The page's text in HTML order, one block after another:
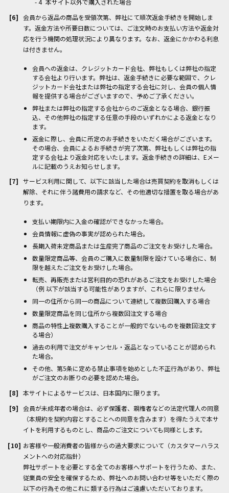
本サイト以外で購入された場合
会員から返品の商品を受領次第、弊社にて順次返金手続きを開始しま
す。返金方法や所要日数については、ご注文時のお支払い方法や返金対
応を行う機関の処理状況により異なります。なお、返金にかかわる利息
は付きません。
会員への返金は、クレジットカード会社、弊社もしくは弊社の指定
する会社より行います。弊社は、返金手続きに必要な範囲で、クレ
ジットカード会社または弊社の指定する会社に対し、会員の個人情
報を提供する場合がございますので、予めご了承ください。
弊社または弊社の指定する会社からのご返金となる場合、銀行振
込、その他弊社の指定する任意の手段のいずれかによる返金となり
ます。
返金に際し、会員に所定のお手続きをいただく場合がございます。
その場合、会員によるお手続きが完了次第、弊社もしくは弊社の指
定する会社より返金対応をいたします。返金手続きの詳細は、Eメー
ルに記載のうえお知らせします。
サービス利用に関して、以下に該当した場合は売買契約を取消もしくは
解除、それに伴う諸費用の請求など、その他適切な措置を取る場合があ
ります。
支払い期限内に入金の確認ができなかった場合。
会員情報に虚偽の事実が認められた場合。
長期入荷未定商品または生産完了商品のご注文をお受けした場合。
数量限定商品等、会員のご購入に数量制限を設けている場合に、制
限を越えたご注文をお受けした場合。
転売、再販売または営利目的の恐れがあるご注文をお受けした場合
（例 以下が該当する可能性がありますが、これらに限りません
同一の住所から同一の商品について連続して複数回購入する場合
数量限定商品を同じ住所から複数回注文する場合
商品の特性上複数購入することが一般的でないものを複数回注文す
る場合）
過去の利用で注文がキャンセル・返品となっていることが認められ
た場合。
その他、第5条に定める禁止事項を始めとした不正行為があり、弊社
がご注文のお断りの必要を認めた場合。
本サイトによるサービスは、日本国内に限ります。
会員が未成年者の場合は、必ず保護者、親権者などの法定代理人の同意
（本規約を契約内容とすることへの同意を含みます）を得たうえで本サ
イトを利用するものとし、商品のご注文についても同様とします。
お客様や一般消費者の皆様からの過大要求について（カスタマーハラス
メントへの対応指針）
弊社サポートを必要とする全てのお客様へサポートを行うため、また、
従業員の安全を確保するため、弊社へのお問い合わせ等をいただく際の
以下の行為その他これに類する行為はご遠慮いただいております。